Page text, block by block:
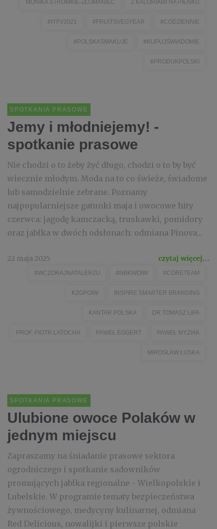
MONIKA STROMKIE-ZŁOMANIEC Z KALORIAMI NA PIEŃKU
#IYFV2021 #FRUITSVEGYEAR #CODZIENNIE
#POLSKASMAKUJE #KUPUJŚWIADOMIE
#PRODUKPOLSKI
SPOTKANIA PRASOWE
Jemy i młodniejemy! -
spotkanie prasowe
Nie chodzi o to żeby żyć długo, chodzi o to by być
wiecznie młodym. Moda na to co świeże, świadome
lub samodzielnie zebrane. Poznamy
najpopularniejsze gatunki maja i owocowe hity
czerwca: jagodę kamczacką, truskawki, pomidory
oraz jabłka w dwóch odsłonach: odmiana Pinova...
22 maja 2025 czytaj więcej...
#WCZORAJNATALERZU #NBKWOIW #CORETEAM
KZGPOIW INSPIRE SMARTER BRANDING
KANTAR POLSKA DR TOMASZ LIPA
PROF. PIOTR LATOCHA PAWEŁ EGGERT PAWEŁ MYZIAK
MIROSŁAW ŁUSKA
SPOTKANIA PRASOWE
Ulubione owoce Polaków w
jednym miejscu
Zapraszamy na śniadanie prasowe sektora
ogrodniczego i spotkanie sadowników
promujących jabłka regionalne - Wielkopolskie i
Lubelskie. W programie tematy bezpieczeństwa
żywnościowego, medycyny kulinarnej, odmiana
Red Delicious, nowalijki i pierwsze polskie